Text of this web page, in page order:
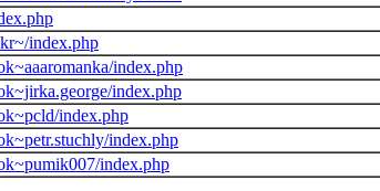
index.php
index.php
index.php
index.php
index.php
index.php